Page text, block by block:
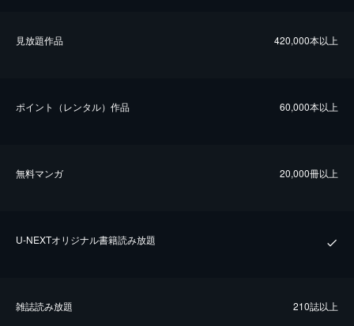
⾒放題作品 420,000本以上
ポイント（レンタル）作品 60,000本以上
無料マンガ 20,000冊以上
U-NEXTオリジナル書籍読み放題
雑誌読み放題 210誌以上